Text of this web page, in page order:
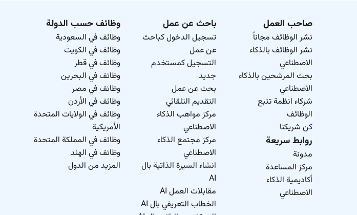
صاحب العمل
نشر الوظائف مجاناً
نشر الوظائف بالذكاء
الاصطناعي
بحث المرشحين بالذكاء
الاصطناعي
شركاء انظمة تتبع
الوظائف
كن شريكنا
روابط سريعة
مدونة
مركز المساعدة
أكاديمية الذكاء
الاصطناعي
باحث عن عمل
تسجيل الدخول كباحث
عن عمل
التسجيل كمستخدم
جديد
بحث عن عمل
التقديم التلقائي
مركز مواهب الذكاء
الاصطناعي
مركز مجتمع الذكاء
الاصطناعي
انشاء السيرة الذاتية بال
AI
مقابلات العمل AI
الخطاب التعريفي بال AI
وظائف حسب الدولة
وظائف في السعودية
وظائف في الكويت
وظائف في قطر
وظائف في البحرين
وظائف في مصر
وظائف في الأردن
وظائف في الولايات المتحدة
الأمريكية
وظائف في المملكة المتحدة
وظائف في الهند
المزيد من الدول